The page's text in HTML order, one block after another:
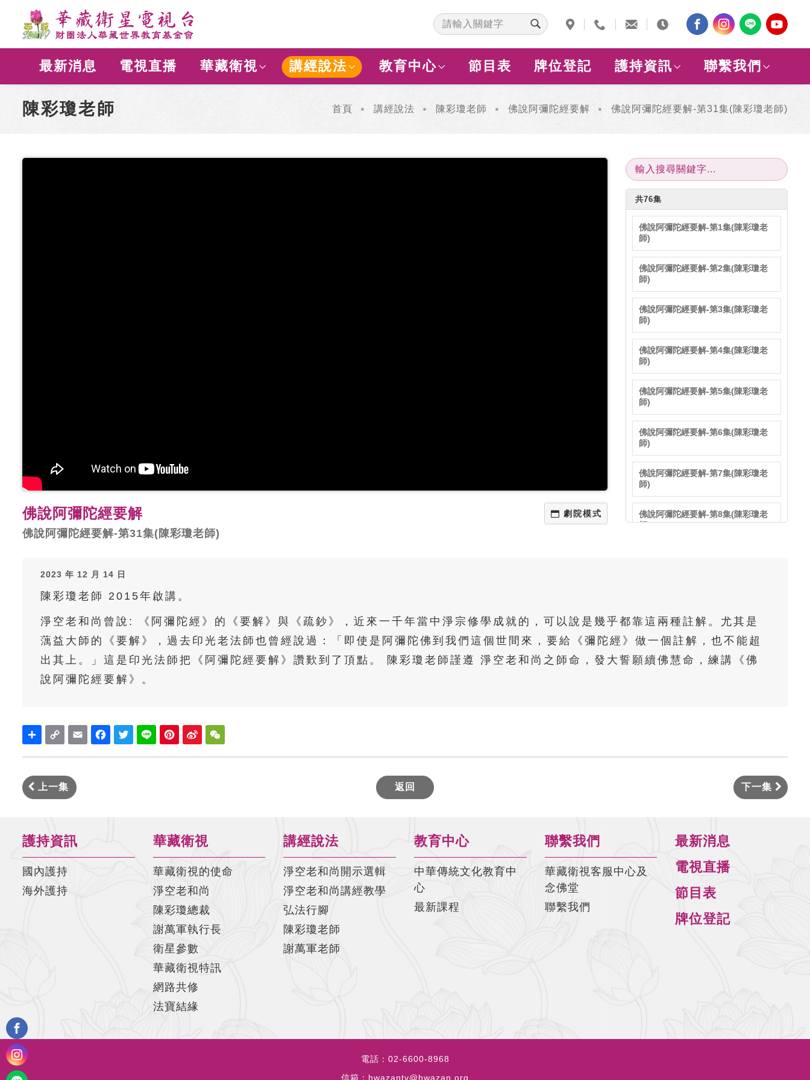
最新消息 電視直播 華藏衛視 講經說法 教育中心 節目表 牌位登記 護持資訊 聯繫我們
陳彩瓊老師 首頁 講經說法 陳彩瓊老師 佛說阿彌陀經要解 佛說阿彌陀經要解-第31集(陳彩瓊老師)
佛說阿彌陀經要解
佛說阿彌陀經要解-第31集(陳彩瓊老師)
共76集
佛說阿彌陀經要解-第1集(陳彩瓊老
師)
佛說阿彌陀經要解-第2集(陳彩瓊老
師)
佛說阿彌陀經要解-第3集(陳彩瓊老
師)
佛說阿彌陀經要解-第4集(陳彩瓊老
師)
佛說阿彌陀經要解-第5集(陳彩瓊老
師)
佛說阿彌陀經要解-第6集(陳彩瓊老
師)
佛說阿彌陀經要解-第7集(陳彩瓊老
師)
佛說阿彌陀經要解-第8集(陳彩瓊老
師)
佛說阿彌陀經要解-第11集(陳彩瓊老
師)
佛說阿彌陀經要解-第14集(陳彩瓊老
佛說阿彌陀經要解-第15集(陳彩瓊老
佛說阿彌陀經要解-第16集(陳彩瓊老
佛說阿彌陀經要解-第18集(陳彩瓊老
2023 年 12 月 14 日
陳彩瓊老師 2015年啟講。
淨空老和尚曾說: 《阿彌陀經》的《要解》與《疏鈔》，近來一千年當中淨宗修學成就的，可以說是幾乎都靠這兩種註解。尤其是
蕅益大師的《要解》，過去印光老法師也曾經說過：「即使是阿彌陀佛到我們這個世間來，要給《彌陀經》做一個註解，也不能超
出其上。」這是印光法師把《阿彌陀經要解》讚歎到了頂點。 陳彩瓊老師謹遵 淨空老和尚之師命，發大誓願續佛慧命，練講《佛
說阿彌陀經要解》。
Share
Copy
Link
Email Facebook
Twitter Line PinterestSina
Weibo
上一集 返回 下一集
護持資訊
國內護持
海外護持
華藏衛視
華藏衛視的使命
淨空老和尚
陳彩瓊總裁
謝萬軍執行長
衛星參數
華藏衛視特訊
網路共修
法寶結緣
講經說法
淨空老和尚開示選輯
淨空老和尚講經教學
弘法行腳
陳彩瓊老師
謝萬軍老師
教育中心
中華傳統文化教育中
心
最新課程
聯繫我們
華藏衛視客服中心及
念佛堂
聯繫我們
最新消息
電視直播
節目表
牌位登記
電話： 02-6600-8968
信箱： hwazantv@hwazan.org